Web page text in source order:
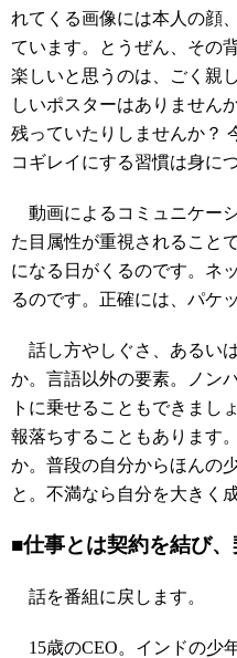
れてくる画像には本人の顔
ています。とうぜん、その
楽しいと思うのは、ごく親
しいポスターはありません
残っていたりしませんか？
コギレイにする習慣は身に
動画によるコミュニケー
た目属性が重視されること
になる日がくるのです。ネ
るのです。正確には、パケ
話し方やしぐさ、あるい
か。言語以外の要素。ノン
トに乗せることもできまし
報落ちすることもあります
か。普段の自分からほんの
と。不満なら自分を大きく
■仕事とは契約を結び、
話を番組に戻します。
15歳のCEO。インドの少